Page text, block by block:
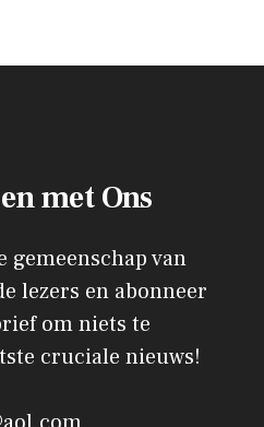
met Ons
gemeenschap van
lezers en abonneer
om niets te
cruciale nieuws!